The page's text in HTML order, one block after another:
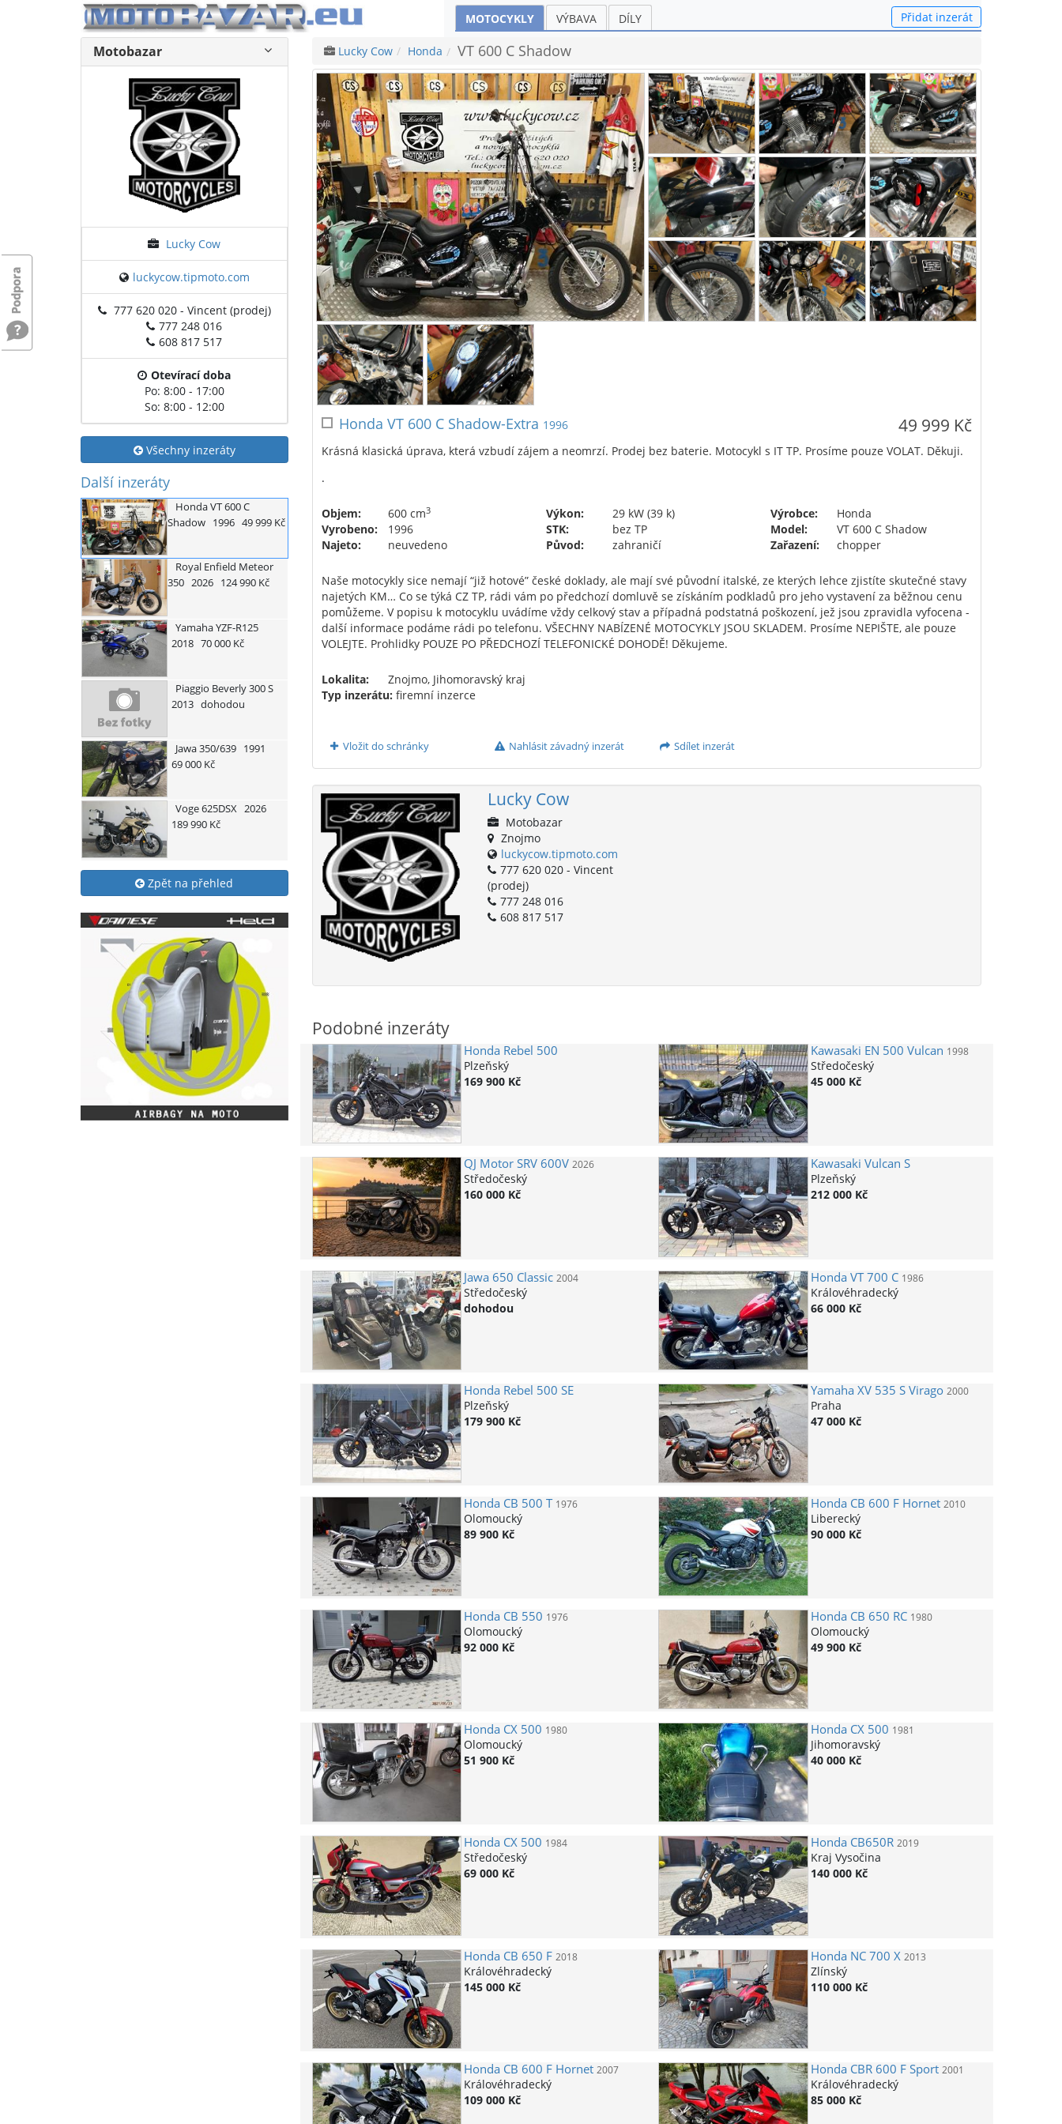
MOTOCYKLY VÝBAVA DÍLY Přidat inzerát
Motobazar
Lucky Cow
luckycow.tipmoto.com
777 620 020 - Vincent (prodej)
777 248 016
608 817 517
Otevírací doba
Po: 8:00 - 17:00
So: 8:00 - 12:00
Všechny inzeráty
Další inzeráty
HondaVT 600 C
Shadow 1996 49 999 Kč
Royal Enfield Meteor
350 2026 124 990 Kč
YamahaYZF-R125
2018 70 000 Kč
Piaggio Beverly 300 S
2013 dohodou
Jawa350/639 1991
69 000 Kč
Voge625DSX 2026
189 990 Kč
Zpět na přehled
Lucky Cow Honda VT 600 C Shadow
49 999 Kč
Honda VT 600 C Shadow-Extra 1996
Krásná klasická úprava, která vzbudí zájem a neomrzí. Prodej bez baterie. Motocykl s IT TP. Prosíme pouze VOLAT. Děkuji.
.
Objem: 600 cm3
Vyrobeno:
1996
Najeto:
neuvedeno
Výkon:
29 kW (39 k)
STK:
bez TP
Původ:
zahraničí
Výrobce:
Honda
Model:
VT 600 C Shadow
Zařazení:
chopper
Naše motocykly sice nemají “již hotové” české doklady, ale mají své původní italské, ze kterých lehce zjistíte skutečné stavy
najetých KM… Co se týká CZ TP, rádi vám po předchozí domluvě se získáním podkladů pro jeho vystavení za běžnou cenu
pomůžeme. V popisu k motocyklu uvádíme vždy celkový stav a případná podstatná poškození, jež jsou zpravidla vyfocena -
další informace podáme rádi po telefonu. VŠECHNY NABÍZENÉ MOTOCYKLY JSOU SKLADEM. Prosíme NEPIŠTE, ale pouze
VOLEJTE. Prohlidky POUZE PO PŘEDCHOZÍ TELEFONICKÉ DOHODĚ! Děkujeme.
Lokalita:
Znojmo, Jihomoravský kraj
Typ inzerátu: firemní inzerce
Vložit do schránky Nahlásit závadný inzerát Sdílet inzerát
Lucky Cow
Motobazar
Znojmo
luckycow.tipmoto.com
777 620 020 - Vincent
(prodej)
777 248 016
608 817 517
Podobné inzeráty
Honda Rebel 500
Plzeňský
169 900 Kč
Kawasaki EN 500 Vulcan 1998
Středočeský
45 000 Kč
QJ MotorSRV 600V 2026
Středočeský
160 000 Kč
Kawasaki Vulcan S
Plzeňský
212 000 Kč
Jawa 650 Classic 2004
Středočeský
dohodou
HondaVT 700 C 1986
Královéhradecký
66 000 Kč
Honda Rebel 500 SE
Plzeňský
179 900 Kč
YamahaXV 535 S Virago 2000
Praha
47 000 Kč
Honda CB 500 T 1976
Olomoucký
89 900 Kč
Honda CB 600 F Hornet 2010
Liberecký
90 000 Kč
Honda CB 550 1976
Olomoucký
92 000 Kč
Honda CB 650 RC 1980
Olomoucký
49 900 Kč
Honda CX 500 1980
Olomoucký
51 900 Kč
Honda CX 500 1981
Jihomoravský
40 000 Kč
Honda CX 500 1984
Středočeský
69 000 Kč
Honda CB650R 2019
Kraj Vysočina
140 000 Kč
Honda CB 650 F 2018
Královéhradecký
145 000 Kč
Honda NC 700 X 2013
Zlínský
110 000 Kč
Honda CB 600 F Hornet 2007
Královéhradecký
109 000 Kč
Honda CBR 600 F Sport 2001
Královéhradecký
85 000 Kč